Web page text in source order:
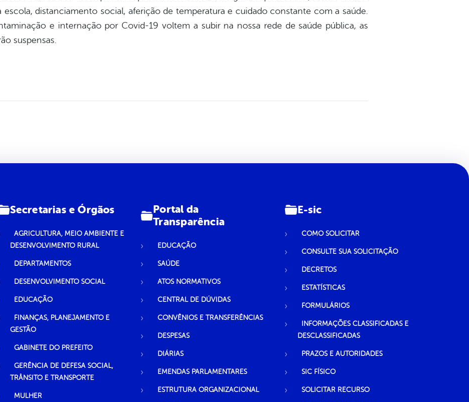
escola, distanciamento social, aferição de temperatura e cuidado constante com a saúde.
e internação por Covid-19 voltem a subir na nossa rede de saúde pública, as
suspensas.
Secretarias e Órgãos
AGRICULTURA, MEIO AMBIENTE E
DESENVOLVIMENTO RURAL
DEPARTAMENTOS
DESENVOLVIMENTO SOCIAL
EDUCAÇÃO
FINANÇAS, PLANEJAMENTO E
GESTÃO
GABINETE DO PREFEITO
GERÊNCIA DE DEFESA SOCIAL,
TRÂNSITO E TRANSPORTE
MULHER
Portal da
Transparência
EDUCAÇÃO
SAÚDE
ATOS NORMATIVOS
CENTRAL DE DÚVIDAS
CONVÊNIOS E TRANSFERÊNCIAS
DESPESAS
DIÁRIAS
EMENDAS PARLAMENTARES
ESTRUTURA ORGANIZACIONAL
E-sic
COMO SOLICITAR
CONSULTE SUA SOLICITAÇÃO
DECRETOS
ESTATÍSTICAS
FORMULÁRIOS
INFORMAÇÕES CLASSIFICADAS E
DESCLASSIFICADAS
PRAZOS E AUTORIDADES
SIC FÍSICO
SOLICITAR RECURSO